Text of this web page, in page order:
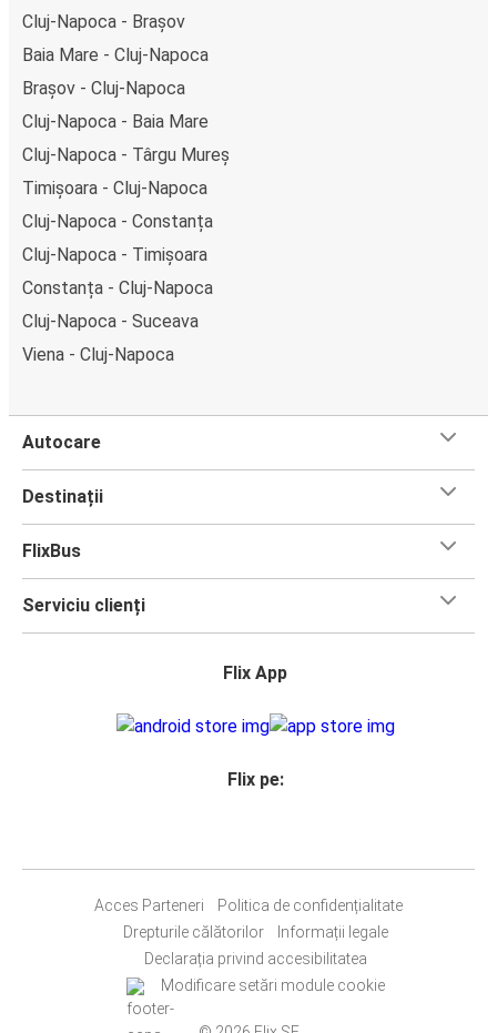
Cluj-Napoca - Brașov
Baia Mare - Cluj-Napoca
Brașov - Cluj-Napoca
Cluj-Napoca - Baia Mare
Cluj-Napoca - Târgu Mureș
Timișoara - Cluj-Napoca
Cluj-Napoca - Constanța
Cluj-Napoca - Timișoara
Constanța - Cluj-Napoca
Cluj-Napoca - Suceava
Viena - Cluj-Napoca
Autocare
Destinații
FlixBus
Serviciu clienți
Flix App
Flix pe:
Acces Parteneri
Politica de confidențialitate
Drepturile călătorilor
Informații legale
Declarația privind accesibilitatea
Modificare setări module cookie